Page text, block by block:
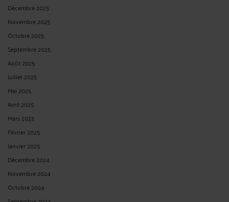
Décembre 2025
Novembre 2025
Octobre 2025
Septembre 2025
Août 2025
Juillet 2025
Mai 2025
Avril 2025
Mars 2025
Février 2025
Janvier 2025
Décembre 2024
Novembre 2024
Octobre 2024